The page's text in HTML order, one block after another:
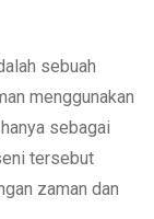
sebuah
menggunakan
sebagai
tersebut
zaman dan